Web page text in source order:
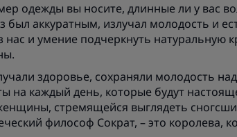
одежды вы носите, длинные ли у вас
был аккуратным, излучал молодость и
и умение подчеркнуть натуральную
здоровье, сохраняли молодость
на каждый день, которые будут
стремящейся выглядеть
философ Сократ, – это королева,